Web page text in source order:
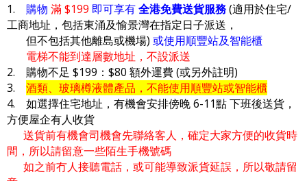
1. 購物 滿 $199 即可享有全港免費送貨服務(適用於住宅/
工商地址，包括東涌及愉景灣在指定日子派送，
但不包括其他離島或機場) 或使用順豐站及智能櫃
電梯不能到達層數地址，不設派送
2. 購物不足 $199：$80 額外運費 (或另外註明)
3. 酒類、玻璃樽液體產品，不能使用順豐站或智能櫃
4. 如選擇住宅地址，有機會安排傍晚 6-11點 下班後送貨，
方便屋企有人收貨
送貨前有機會司機會先聯絡客人，確定大家方便的收貨時
間，所以請留意一些陌生手機號碼
如之前冇人接聽電話，或可能導致派貨延誤，所以敬請留